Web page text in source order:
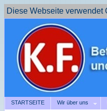
Diese Webseite verwendet
STARTSEITE Wir über uns